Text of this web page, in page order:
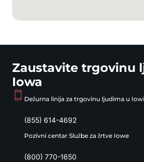
Zaustavite trgovinu
Iowa
Dežurna linija za trgovinu ljudima u Iowi
(855) 614-4692
Pozivni centar Službe za žrtve Iowe
(800) 770-1650